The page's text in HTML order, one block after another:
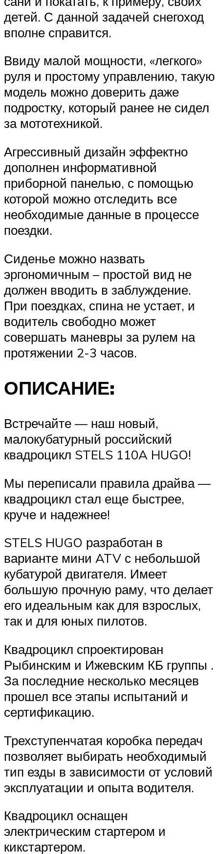
детей. С данной задачей снегоход
вполне справится.
Ввиду малой мощности, «легкого»
руля и простому управлению, такую
модель можно доверить даже
подростку, который ранее не сидел
за мототехникой.
Агрессивный дизайн эффектно
дополнен информативной
приборной панелью, с помощью
которой можно отследить все
необходимые данные в процессе
поездки.
Сиденье можно назвать
эргономичным – простой вид не
должен вводить в заблуждение.
При поездках, спина не устает, и
водитель свободно может
совершать маневры за рулем на
протяжении 2-3 часов.
ОПИСАНИЕ:
Встречайте — наш новый,
малокубатурный российский
квадроцикл STELS 110A HUGO!
Мы переписали правила драйва —
квадроцикл стал еще быстрее,
круче и надежнее!
STELS HUGO разработан в
варианте мини ATV с небольшой
кубатурой двигателя. Имеет
большую прочную раму, что делает
его идеальным как для взрослых,
так и для юных пилотов.
Квадроцикл спроектирован
Рыбинским и Ижевским КБ группы .
За последние несколько месяцев
прошел все этапы испытаний и
сертификацию.
Трехступенчатая коробка передач
позволяет выбирать необходимый
тип езды в зависимости от условий
эксплуатации и опыта водителя.
Квадроцикл оснащен
электрическим стартером и
кикстартером.